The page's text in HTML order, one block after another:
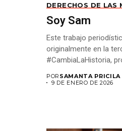
DERECHOS DE LAS
Soy Sam
Este trabajo
originalmente en la
#CambiaLaHistoria,
POR SAMANTA
9 DE ENERO DE 2026